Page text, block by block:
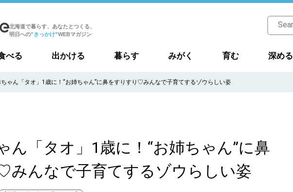
北海道で暮らす、あなたとつくる、
明日への”きっかけ”WEBマガジン
べる 出かける 暮らす みがく 育む 深める
ちゃん「タオ」1歳に！“お姉ちゃん”に鼻をすりすり♡みんなで子育てするゾウらしい姿
ん「タオ」1歳に！“お姉ちゃん”に鼻
みんなで子育てするゾウらしい姿